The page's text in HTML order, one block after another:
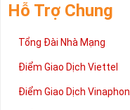
Hỗ Trợ Chung
Tổng Đài Nhà Mạng
Điểm Giao Dịch Viettel
Điểm Giao Dịch